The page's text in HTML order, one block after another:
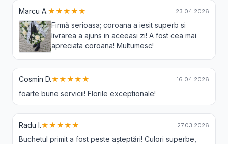
Marcu A.★★★★★ 23.04.2026
Firmă serioasa; coroana a iesit superb si
livrarea a ajuns in aceeasi zi! A fost cea mai
apreciata coroana! Multumesc!
Cosmin D.★★★★★ 16.04.2026
foarte bune servicii! Florile exceptionale!
Radu I.★★★★★ 27.03.2026
Buchetul primit a fost peste așteptări! Culori superbe,